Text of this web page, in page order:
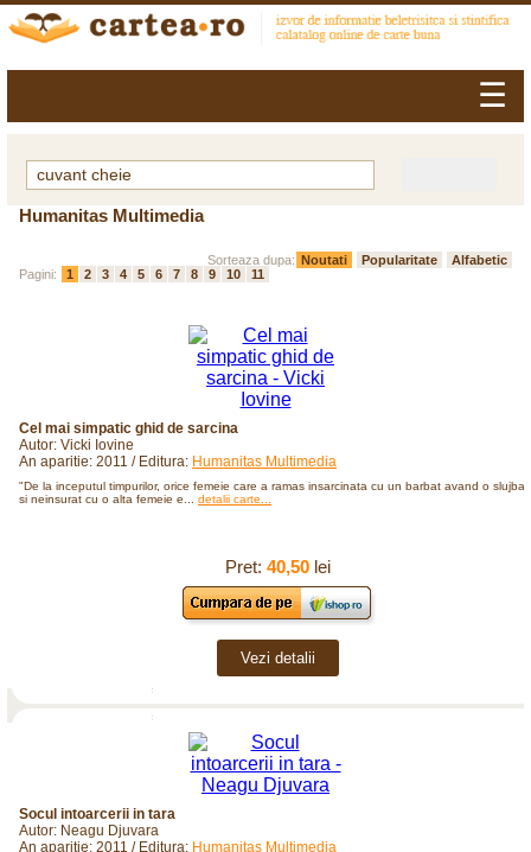
☰
Humanitas Multimedia
Sorteaza dupa: Noutati Popularitate
Alfabetic
Pagini:
1 2 3 4 5 6 7 8 9 10 11
Cel mai simpatic ghid de sarcina
Autor: Vicki Iovine
An aparitie: 2011 / Editura: Humanitas Multimedia
"De la in­ce­pu­tul tim­pu­ri­lor, ori­ce fe­me­ie care a ra­mas in­sar­­ci­na­ta cu un bar­bat avand o sluj­ba
si nein­su­rat cu o alta fe­me­ie e... detalii carte...
Pret: 40,50lei
Vezi detalii
Socul intoarcerii in tara
Autor: Neagu Djuvara
An aparitie: 2011 / Editura: Humanitas Multimedia